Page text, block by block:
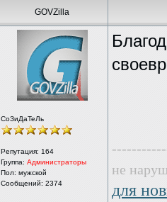
GOVZilla
СоЗиДаТеЛь
Репутация: 164
Группа: Администраторы
Пол: мужской
Сообщений: 2374
не
для